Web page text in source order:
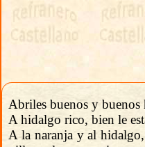
Abriles buenos y buenos
A hidalgo rico, bien le
A la naranja y al